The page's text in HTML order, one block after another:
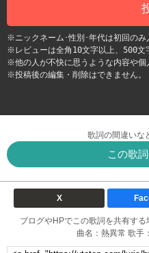
※ニックネーム･性別･年代は初回のみ
※レビューは全角10文字以上、500文
※他の人が不快に思うような内容や個
※投稿後の編集・削除はできません。
歌詞の間違いな
この歌
X
ブログやHPでこの歌詞を共有す
曲名：熱異常 歌手